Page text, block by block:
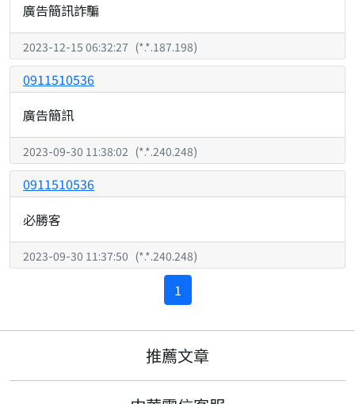
廣告簡訊詐騙
2023-12-15 06:32:27 (*.*.187.198)
0911510536
廣告簡訊
2023-09-30 11:38:02 (*.*.240.248)
0911510536
必勝客
2023-09-30 11:37:50 (*.*.240.248)
1
推薦文章